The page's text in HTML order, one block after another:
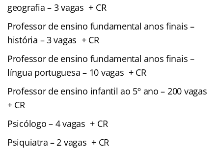
geografia – 3 vagas + CR
Professor de ensino fundamental anos finais –
história – 3 vagas + CR
Professor de ensino fundamental anos finais –
língua portuguesa – 10 vagas + CR
Professor de ensino infantil ao 5º ano – 200 vagas
+ CR
Psicólogo – 4 vagas + CR
Psiquiatra – 2 vagas + CR